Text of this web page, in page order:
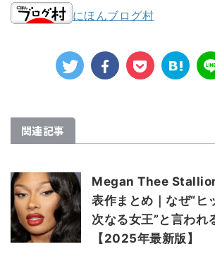
にほんブログ村
関連記事
Megan Thee
表作まとめ｜なぜ“ヒ
次なる女王”と言われ
【2025年最新版】